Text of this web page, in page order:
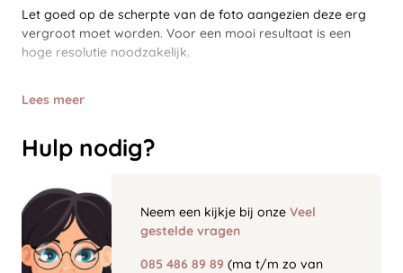
Let goed op de scherpte van de foto aangezien deze erg
vergroot moet worden. Voor een mooi resultaat is een
hoge resolutie noodzakelijk.
Lees meer
Hulp nodig?
Neem een kijkje bij onze Veel
gestelde vragen
085 486 89 89 (ma t/m zo van